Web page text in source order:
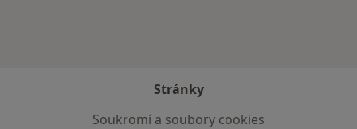
Stránky
Soukromí a soubory cookies